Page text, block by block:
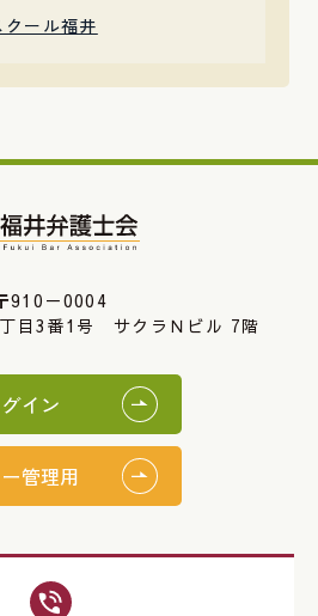
ール福井
910－0004
目3番1号 サクラＮビル 7階
イン
管理用